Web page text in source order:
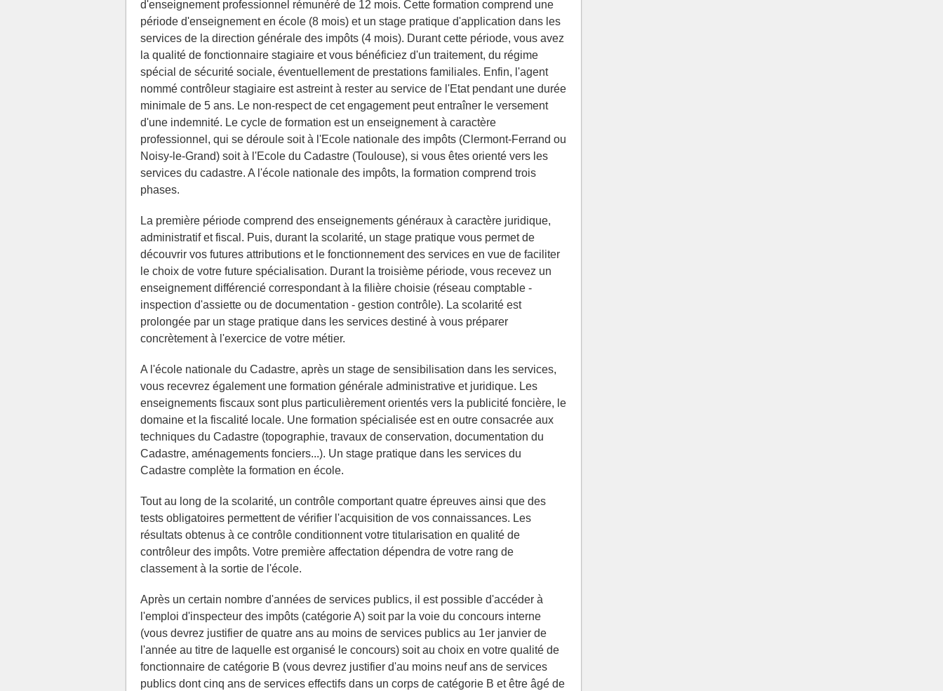
d'enseignement professionnel rémunéré de 12 mois. Cette formation comprend une
période d'enseignement en école (8 mois) et un stage pratique d'application dans les
services de la direction générale des impôts (4 mois). Durant cette période, vous avez
la qualité de fonctionnaire stagiaire et vous bénéficiez d'un traitement, du régime
spécial de sécurité sociale, éventuellement de prestations familiales. Enfin, l'agent
nommé contrôleur stagiaire est astreint à rester au service de l'Etat pendant une durée
minimale de 5 ans. Le non-respect de cet engagement peut entraîner le versement
d'une indemnité. Le cycle de formation est un enseignement à caractère
professionnel, qui se déroule soit à l'Ecole nationale des impôts (Clermont-Ferrand ou
Noisy-le-Grand) soit à l'Ecole du Cadastre (Toulouse), si vous êtes orienté vers les
services du cadastre. A l'école nationale des impôts, la formation comprend trois
phases.
La première période comprend des enseignements généraux à caractère juridique,
administratif et fiscal. Puis, durant la scolarité, un stage pratique vous permet de
découvrir vos futures attributions et le fonctionnement des services en vue de faciliter
le choix de votre future spécialisation. Durant la troisième période, vous recevez un
enseignement différencié correspondant à la filière choisie (réseau comptable -
inspection d'assiette ou de documentation - gestion contrôle). La scolarité est
prolongée par un stage pratique dans les services destiné à vous préparer
concrètement à l'exercice de votre métier.
A l'école nationale du Cadastre, après un stage de sensibilisation dans les services,
vous recevrez également une formation générale administrative et juridique. Les
enseignements fiscaux sont plus particulièrement orientés vers la publicité foncière, le
domaine et la fiscalité locale. Une formation spécialisée est en outre consacrée aux
techniques du Cadastre (topographie, travaux de conservation, documentation du
Cadastre, aménagements fonciers...). Un stage pratique dans les services du
Cadastre complète la formation en école.
Tout au long de la scolarité, un contrôle comportant quatre épreuves ainsi que des
tests obligatoires permettent de vérifier l'acquisition de vos connaissances. Les
résultats obtenus à ce contrôle conditionnent votre titularisation en qualité de
contrôleur des impôts. Votre première affectation dépendra de votre rang de
classement à la sortie de l'école.
Après un certain nombre d'années de services publics, il est possible d'accéder à
l'emploi d'inspecteur des impôts (catégorie A) soit par la voie du concours interne
(vous devrez justifier de quatre ans au moins de services publics au 1er janvier de
l'année au titre de laquelle est organisé le concours) soit au choix en votre qualité de
fonctionnaire de catégorie B (vous devrez justifier d'au moins neuf ans de services
publics dont cinq ans de services effectifs dans un corps de catégorie B et être âgé de